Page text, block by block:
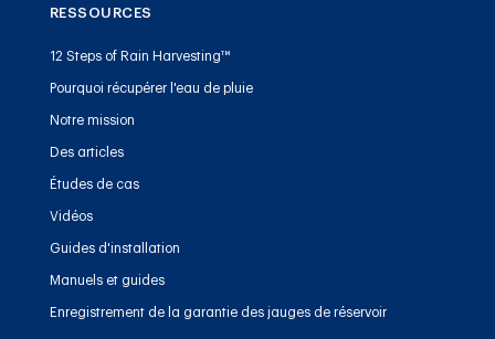
RESSOURCES
12 Steps of Rain Harvesting™
Pourquoi récupérer l'eau de pluie
Notre mission
Des articles
Études de cas
Vidéos
Guides d'installation
Manuels et guides
Enregistrement de la garantie des jauges de réservoir